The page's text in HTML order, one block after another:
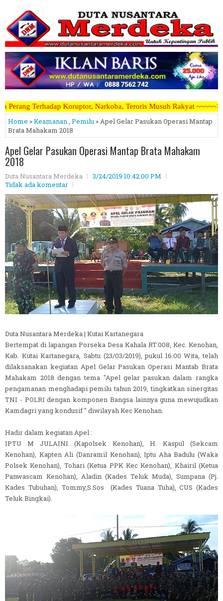
Narkoba, Teroris Musuh Rakyat ~~~~~>>>>> Kami Menerima
Home »Keamanan, Pemilu » Apel Gelar Pasukan Operasi Mantap
Brata Mahakam 2018
Apel Gelar Pasukan Operasi Mantap Brata Mahakam
2018
Duta Nusantara Merdeka
3/24/2019 10:42:00 PM
Tidak ada komentar
Duta Nusantara Merdeka | Kutai Kartanegara
Bertempat di lapangan Porseka Desa Kahala RT.008, Kec. Kenohan,
Kab. Kutai Kartanegara, Sabtu (23/03/2019), pukul 16.00 Wita, telah
dilaksanakan kegiatan Apel Gelar Pasukan Operasi Mantab Brata
Mahakam 2018 dengan tema "Apel gelar pasukan dalam rangka
pengamanan menghadapi pemilu tahun 2019, tingkatkan sinergitas
TNI - POLRI dengan komponen Bangsa lainnya guna mewujudkan
Kamdagri yang kondusif " diwilayah Kec Kenohan.
Hadir dalam kegiatan Apel :
IPTU M JULAINI (Kapolsek Kenohan), H. Kaspul (Sekcam
Kenohan), Kapten Ali (Danramil Kenohan), Iptu Aha Badulu (Waka
Polsek Kenohan), Tohari (Ketua PPK Kec Kenohan), Khairil (Ketua
Panwascam Kenohan), Aladin (Kades Teluk Muda), Sumpana (Pj.
Kades Tubuhan), Tommy,S.Sos (Kades Tuana Tuha), CUS (Kades
Teluk Bingkai).